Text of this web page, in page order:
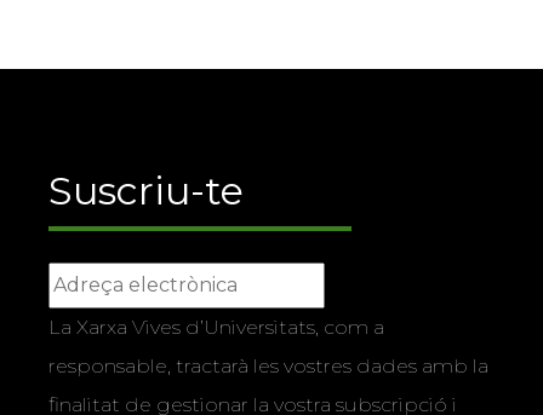
Suscriu-te
La Xarxa Vives d’Universitats, com a
responsable, tractarà les vostres dades amb la
finalitat de gestionar la vostra subscripció i